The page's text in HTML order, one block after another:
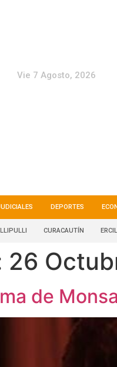
Vie 7 Agosto, 2026
DEPORTES
CURACAUTÍN
26
de